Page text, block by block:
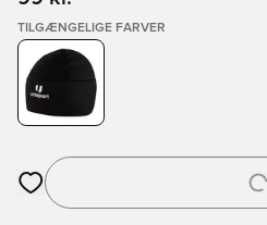
TILGÆNGELIGE FARVER
Åbner en Modal til at logge ind